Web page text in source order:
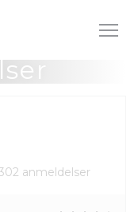
anmeldelser